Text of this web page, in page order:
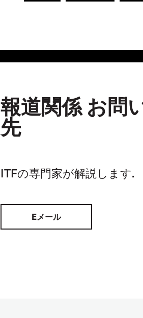
報道関係 お問
先
ITFの専門家が解説します.
Eメール